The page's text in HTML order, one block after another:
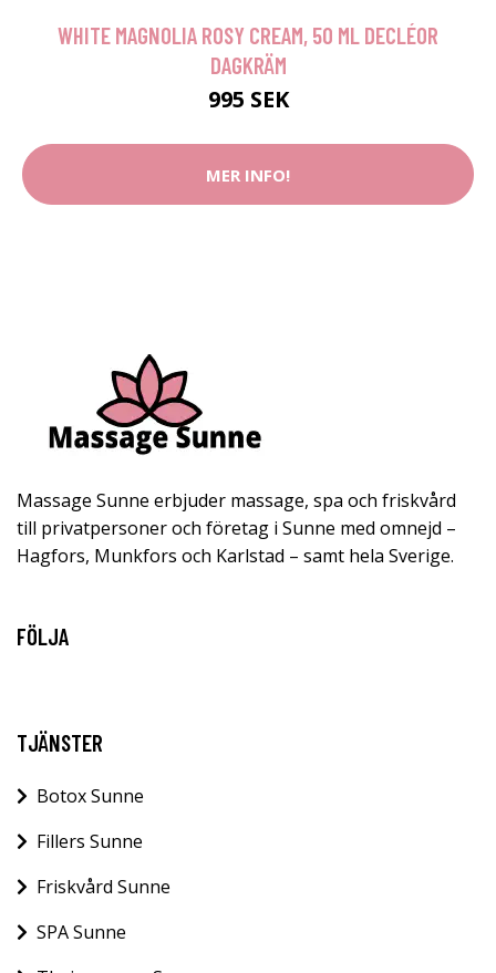
WHITE MAGNOLIA ROSY CREAM, 50 ML DECLÉOR
DAGKRÄM
995 SEK
MER INFO!
Massage Sunne erbjuder massage, spa och friskvård
till privatpersoner och företag i Sunne med omnejd –
Hagfors, Munkfors och Karlstad – samt hela Sverige.
FÖLJA
TJÄNSTER
Botox Sunne
Fillers Sunne
Friskvård Sunne
SPA Sunne